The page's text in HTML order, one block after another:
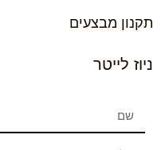
תקנון מבצעים
ניוז לייטר